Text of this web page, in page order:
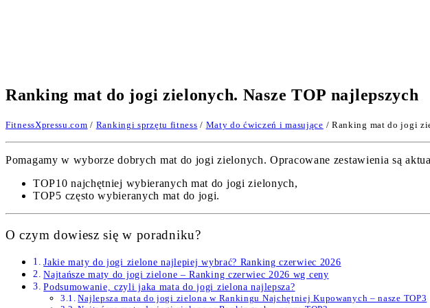
Ranking mat do jogi zielonych. Nasze TOP najlepszych
FitnessXpressu.com / Rankingi sprzętu fitness / Maty do ćwiczeń i masujące / Ranking mat do jogi
Pomagamy w wyborze dobrych mat do jogi zielonych. Opracowane zestawienia są
TOP10 najchętniej wybieranych mat do jogi zielonych,
TOP5 często wybieranych mat do jogi.
O czym dowiesz się w poradniku?
Jakie maty do jogi zielone najlepiej wybrać? Ranking czerwiec 2026
Najtańsze maty do jogi zielone – Ranking czerwiec 2026 wg ceny
Podsumowanie, czyli jaka mata do jogi zielona najlepsza?
Najlepsza mata do jogi zielona w Rankingu Najchętniej Kupowanych – nasze TOP3